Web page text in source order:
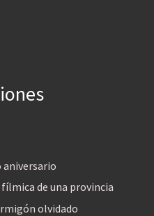
aniversario
de una provincia
olvidado